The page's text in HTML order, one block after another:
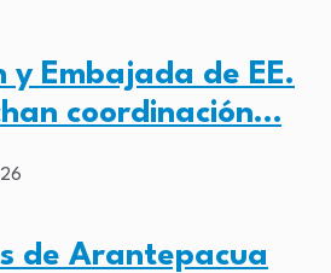
y Embajada de EE.
coordinación…
de Arantepacua